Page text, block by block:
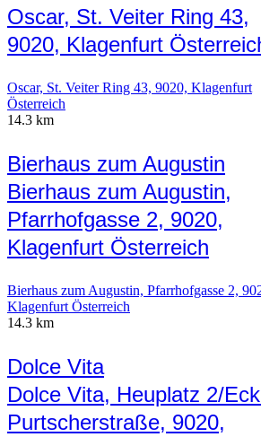
Oscar, St. Veiter Ring 43,
9020, Klagenfurt
Oscar, St. Veiter Ring 43, 9020, Klagenfurt
Österreich
14.3 km
Bierhaus zum Augustin
Bierhaus zum Augustin,
Pfarrhofgasse 2, 9020,
Klagenfurt Österreich
Bierhaus zum Augustin, Pfarrhofgasse 2,
Klagenfurt Österreich
14.3 km
Dolce Vita
Dolce Vita, Heuplatz 2/
Purtscherstraße, 9020,